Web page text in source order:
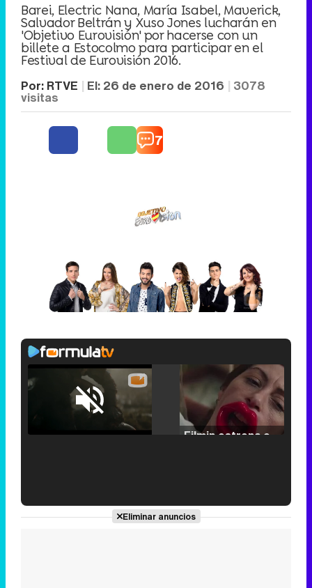
Barei, Electric Nana, María Isabel, Maverick,
Salvador Beltrán y Xuso Jones lucharán en
'Objetivo Eurovisión' por hacerse con un
billete a Estocolmo para participar en el
Festival de Eurovisión 2016.
Por: RTVE El: 26 de enero de 2016 3078
visitas
7
Unmute /
'120 Minutos' celebra sus 2.000 programas en Telemadrid con un vídeo del día a día en la redacción
Eliminar anuncios